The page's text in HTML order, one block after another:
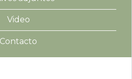
Video
Contacto